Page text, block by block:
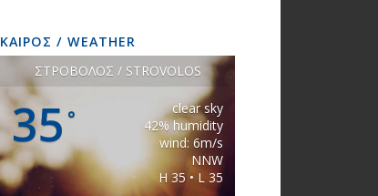
ΚΑΙΡΟΣ / WEATHER
ΣΤΡΟΒΟΛΟΣ / STROVOLOS
35 °
clear sky
42% humidity
wind: 6m/s
NNW
H 35 • L 35